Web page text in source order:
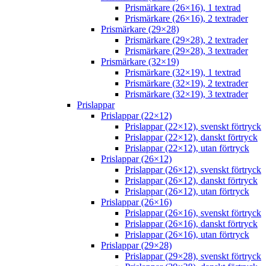
Prismärkare (26×16), 1 textrad
Prismärkare (26×16), 2 textrader
Prismärkare (29×28)
Prismärkare (29×28), 2 textrader
Prismärkare (29×28), 3 textrader
Prismärkare (32×19)
Prismärkare (32×19), 1 textrad
Prismärkare (32×19), 2 textrader
Prismärkare (32×19), 3 textrader
Prislappar
Prislappar (22×12)
Prislappar (22×12), svenskt förtryck
Prislappar (22×12), danskt förtryck
Prislappar (22×12), utan förtryck
Prislappar (26×12)
Prislappar (26×12), svenskt förtryck
Prislappar (26×12), danskt förtryck
Prislappar (26×12), utan förtryck
Prislappar (26×16)
Prislappar (26×16), svenskt förtryck
Prislappar (26×16), danskt förtryck
Prislappar (26×16), utan förtryck
Prislappar (29×28)
Prislappar (29×28), svenskt förtryck